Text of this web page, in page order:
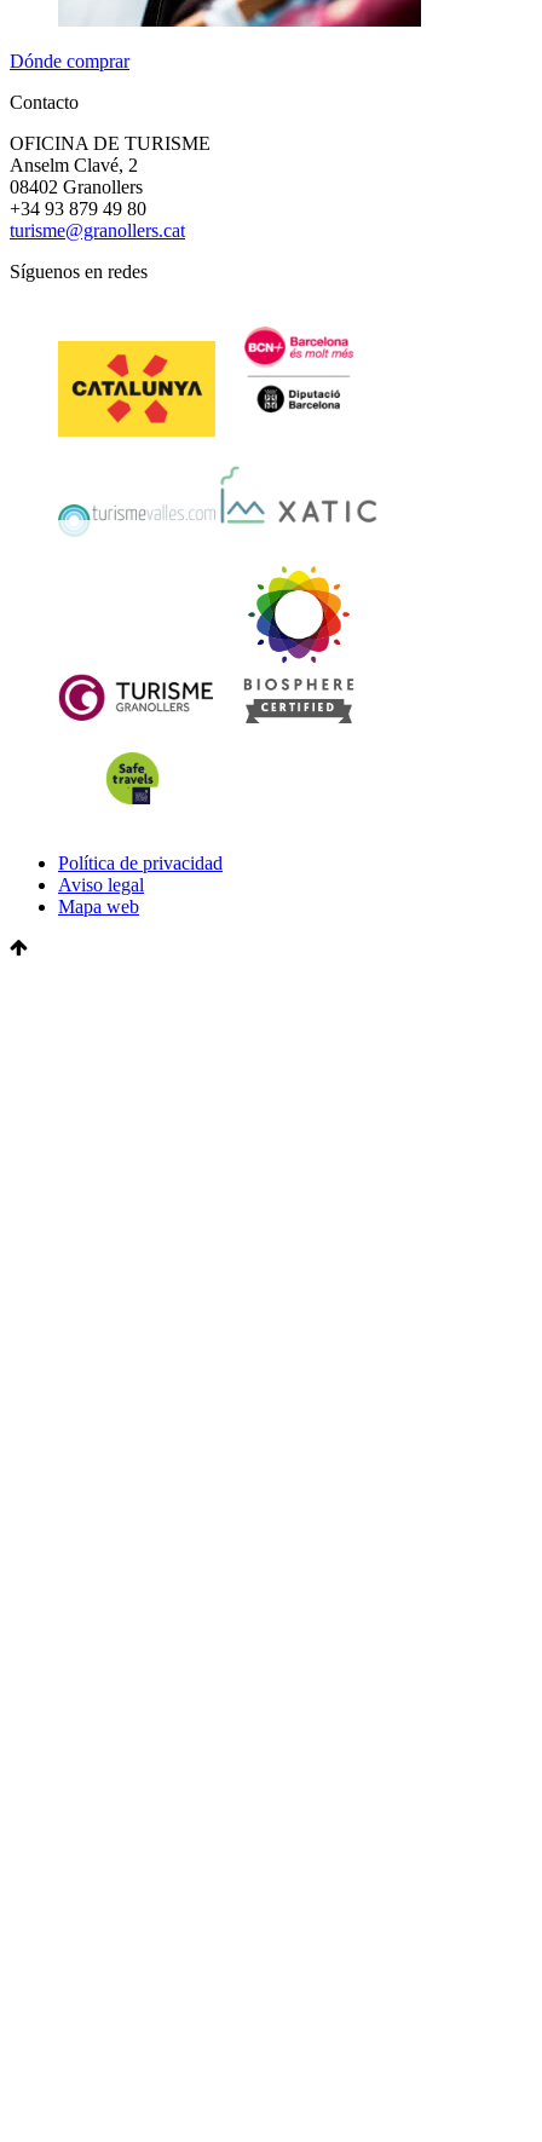
Dónde comprar
Contacto
OFICINA DE TURISME
Anselm Clavé, 2
08402 Granollers
+34 93 879 49 80
turisme@granollers.cat
Síguenos en redes
Política de privacidad
Aviso legal
Mapa web